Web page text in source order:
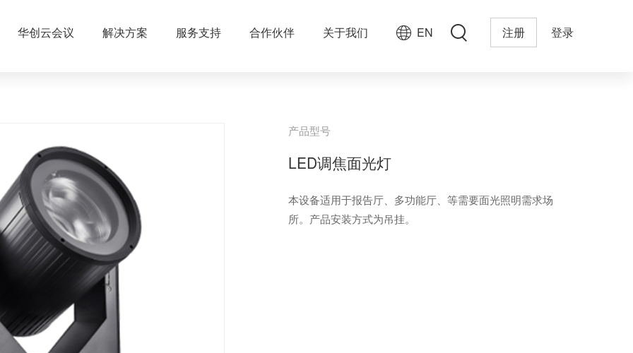
注册 登录
EN
华创云会议 解决方案 服务支持 合作伙伴 关于我们
产品型号
LED调焦面光灯
本设备适用于报告厅、多功能厅、等需要面光照明需求场
所。产品安装方式为吊挂。